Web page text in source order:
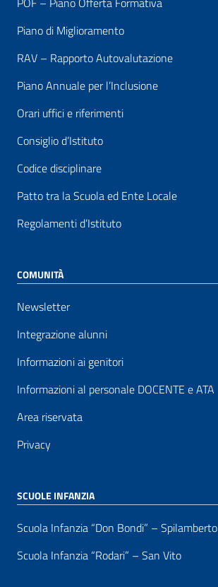
Piano di Miglioramento
RAV – Rapporto Autovalutazione
Piano Annuale per l’Inclusione
Orari uffici e riferimenti
Consiglio d’Istituto
Codice disciplinare
Patto tra la Scuola ed Ente Locale
Regolamenti d’Istituto
COMUNITÀ
Newsletter
Integrazione alunni
Informazioni ai genitori
Informazioni al personale DOCENTE e ATA
Area riservata
Privacy
SCUOLE INFANZIA
Scuola Infanzia “Don Bondi” – Spilamberto
Scuola Infanzia “Rodari” – San Vito